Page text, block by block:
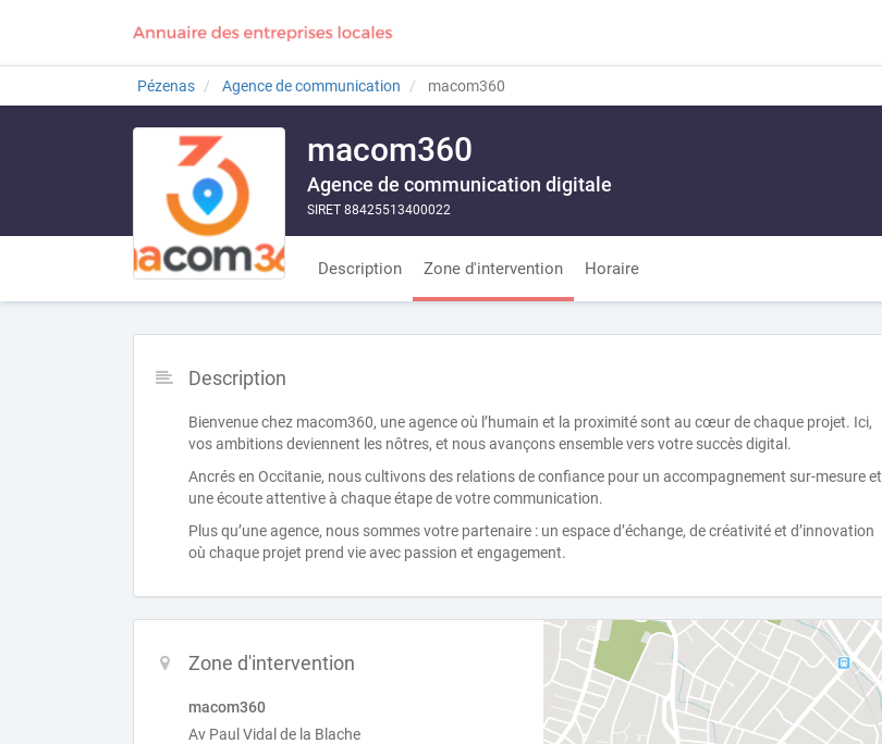
Pézenas Agence de communication macom360
macom360
Agence de communication digitale
SIRET 88425513400022
Description Zone d'intervention Horaire
Description
Bienvenue chez macom360, une agence où l’humain et la proximité sont au cœur de chaque projet. Ici,
vos ambitions deviennent les nôtres, et nous avançons ensemble vers votre succès digital.
Ancrés en Occitanie, nous cultivons des relations de confiance pour un accompagnement sur-mesure et
une écoute attentive à chaque étape de votre communication.
Plus qu’une agence, nous sommes votre partenaire : un espace d’échange, de créativité et d’innovation
où chaque projet prend vie avec passion et engagement.
Zone d'intervention
macom360
Av Paul Vidal de la Blache